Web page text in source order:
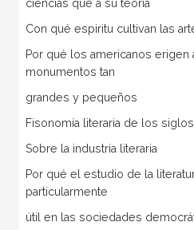
ciencias que a su teoría
Con qué espiritu cultivan las
Por qué los americanos
monumentos tan
grandes y pequeños
Fisonomía literaria de los
Sobre la industria literaria
Por qué el estudio de la
particularmente
útil en las sociedades